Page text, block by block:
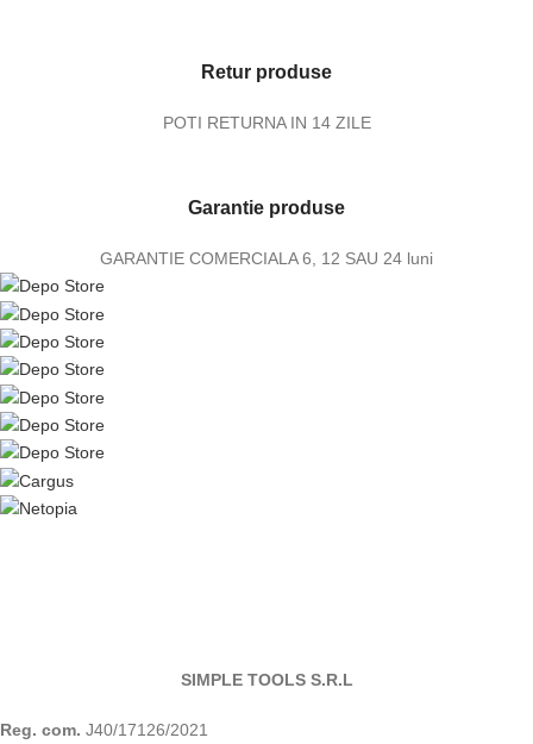
Retur produse
POTI RETURNA IN 14 ZILE
Garantie produse
GARANTIE COMERCIALA 6, 12 SAU 24 luni
SIMPLE TOOLS S.R.L
Reg. com. J40/17126/2021